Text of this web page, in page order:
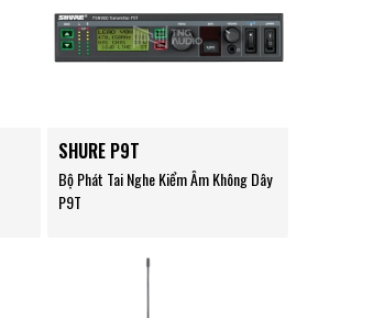
SHURE P9T
Bộ Phát Tai Nghe Kiểm Âm Không Dây
P9T